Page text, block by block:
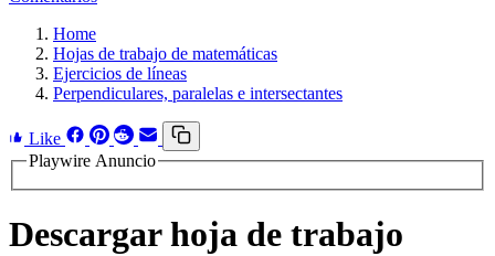
Home
Hojas de trabajo de matemáticas
Ejercicios de líneas
Perpendiculares, paralelas e intersectantes
Like
Playwire Anuncio
Descargar hoja de trabajo